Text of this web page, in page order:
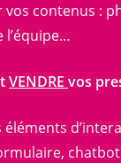
vos contenus :
l’équipe…
VENDRE vos
éléments